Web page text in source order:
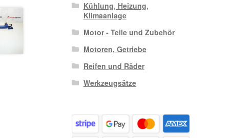
Kühlung, Heizung,
Klimaanlage
Motor - Teile und Zubehör
Motoren, Getriebe
Reifen und Räder
Werkzeugsätze